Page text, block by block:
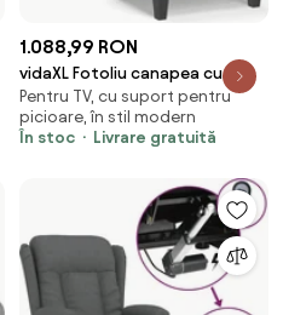
1.088,99 RON
vidaXL Fotoliu canapea cu
taburet, crem, 60 cm,
microfibră
Pentru TV, cu suport pentru
picioare, în stil modern
În stoc
Livrare gratuită